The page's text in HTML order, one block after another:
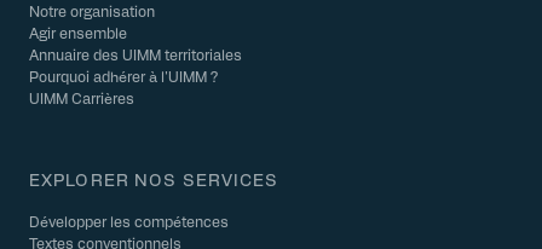
Notre organisation
Agir ensemble
Annuaire des UIMM territoriales
Pourquoi adhérer à l'UIMM ?
UIMM Carrières
EXPLORER NOS SERVICES
Développer les compétences
Textes conventionnels